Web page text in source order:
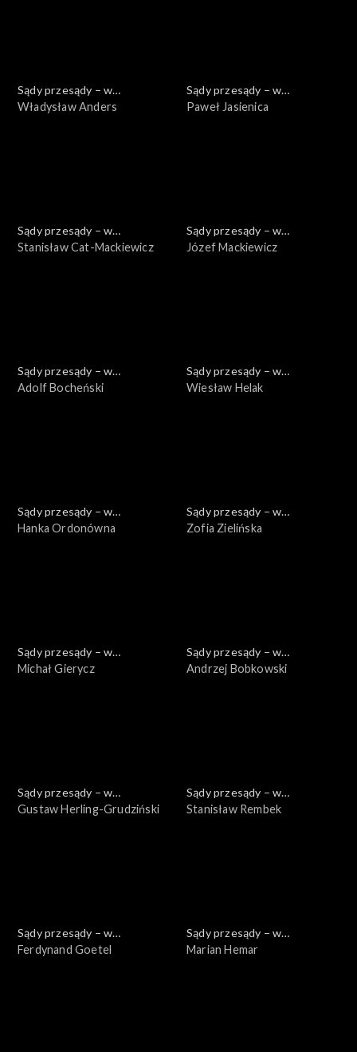
Sądy przesądy – w
powiększeniu
Władysław Anders
Sądy przesądy – w
powiększeniu
Paweł Jasienica
Sądy przesądy – w
powiększeniu
Stanisław Cat-Mackiewicz
Sądy przesądy – w
powiększeniu
Józef Mackiewicz
Sądy przesądy – w
powiększeniu
Adolf Bocheński
Sądy przesądy – w
powiększeniu
Wiesław Helak
Sądy przesądy – w
powiększeniu
Hanka Ordonówna
Sądy przesądy – w
powiększeniu
Zofia Zielińska
Sądy przesądy – w
powiększeniu
Michał Gierycz
Sądy przesądy – w
powiększeniu
Andrzej Bobkowski
Sądy przesądy – w
powiększeniu
Gustaw Herling-Grudziński
Sądy przesądy – w
powiększeniu
Stanisław Rembek
Sądy przesądy – w
powiększeniu
Ferdynand Goetel
Sądy przesądy – w
powiększeniu
Marian Hemar